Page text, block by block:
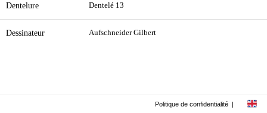
Dentelure Dentelé 13
Dessinateur Aufschneider Gilbert
Politique de confidentialité |